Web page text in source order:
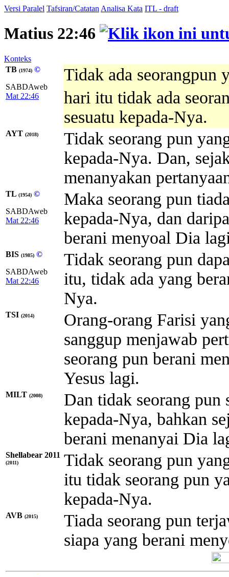
Versi Paralel Tafsiran/Catatan Analisa Kata ITL - draft
Matius 22:46
Konteks
TB (1974) ©
SABDAweb
Mat 22:46
Tidak ada seorangpun
hari itu tidak ada
sesuatu kepada-Nya.
AYT (2018)
Tidak seorang pun
kepada-Nya. Dan,
menanyakan
TL (1954) ©
SABDAweb
Mat 22:46
Maka seorang pun
kepada-Nya, dan
berani menyoal Dia
BIS (1985) ©
SABDAweb
Mat 22:46
Tidak seorang pun
itu, tidak ada yang
Nya.
TSI (2014)
Orang-orang Farisi
sanggup menjawab
seorang pun berani
Yesus lagi.
MILT (2008)
Dan tidak seorang pun
kepada-Nya, bahkan
berani menanyai Dia
Shellabear 2011
(2011)
Tidak seorang pun
itu tidak seorang pun
kepada-Nya.
AVB (2015)
Tiada seorang pun
siapa yang berani